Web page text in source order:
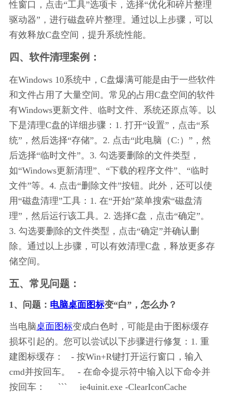
性窗口，点击“工具”选项卡，选择“优化和碎片整理
驱动器”，进行磁盘碎片整理。通过以上步骤，可以
有效释放C盘空间，提升系统性能。
四、软件清理案例：
在Windows 10系统中，C盘爆满可能是由于一些软件
和文件占用了大量空间。常见的占用C盘空间的软件
有Windows更新文件、临时文件、系统还原点等。以
下是清理C盘的详细步骤：1. 打开“设置”，点击“系
统”，然后选择“存储”。2. 点击“此电脑（C:）”，然
后选择“临时文件”。3. 勾选要删除的文件类型，
如“Windows更新清理”、“下载的程序文件”、“临时
文件”等。4. 点击“删除文件”按钮。此外，还可以使
用“磁盘清理”工具：1. 在“开始”菜单搜索“磁盘清
理”，然后运行该工具。2. 选择C盘，点击“确定”。
3. 勾选要删除的文件类型，点击“确定”并确认删
除。通过以上步骤，可以有效清理C盘，释放更多存
储空间。
五、常见问题：
1、问题： 电脑桌面图标变“白”，怎么办？
当电脑桌面图标变成白色时，可能是由于图标缓存
损坏引起的。您可以尝试以下步骤进行修复：1. 重
建图标缓存：   - 按Win+R键打开运行窗口，输入
cmd并按回车。   - 在命令提示符中输入以下命令并
按回车：     ```     ie4uinit.exe -ClearIconCache